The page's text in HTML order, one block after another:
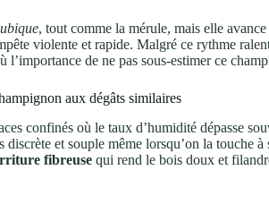
, tout comme la mérule, mais elle
violente et rapide. Malgré ce rythme
l’importance de ne pas sous-estimer ce
aux dégâts similaires
confinés où le taux d’humidité dépasse
et souple même lorsqu’on la touche à
fibreuse qui rend le bois doux et